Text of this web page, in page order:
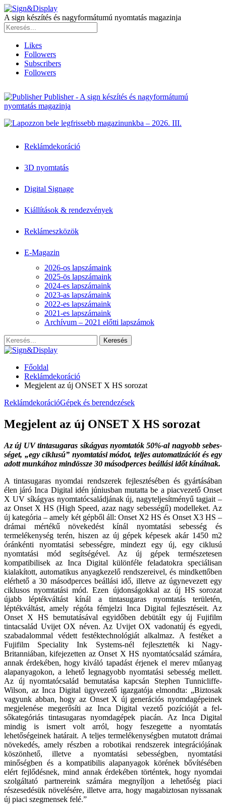
A sign készítés és nagyformátumú nyomtatás magazinja
Likes
Followers
Subscribers
Followers
Publisher - A sign készítés és nagyformátumú
nyomtatás magazinja
Reklámdekoráció
3D nyomtatás
Digital Signage
Kiállítások & rendezvények
Reklámeszközök
E-Magazin
2026-os lapszámaink
2025-ös lapszámaink
2024-es lapszámaink
2023-as lapszámaink
2022-es lapszámaink
2021-es lapszámaink
Archívum – 2021 előtti lapszámok
Főoldal
Reklámdekoráció
Megjelent az új ONSET X HS sorozat
ReklámdekorációGépek és berendezések
Megjelent az új ONSET X HS sorozat
Az új UV tintasugaras síkágyas nyomtatók 50%-al nagyobb sebes­
séget, „egy ciklusú” nyomtatási módot, teljes automatizációt és egy
adott munkához mindössze 30 másodperces beállási időt kínálnak.
A tintasugaras nyomdai rendsze­rek fejlesztésében és gyártásá­ban
élen járó Inca Digital idén júniusban mutatta be a piacvezető Onset
X UV síkágyas nyomtatócsa­ládjának új, nagyteljesítményű tagja­it –
az Onset X HS (High Speed, azaz nagy sebességű) modelleket. Az
új kategória – amely két gépből áll: Onset X2 HS és Onset X3 HS –
drámai mértékű növekedést kínál nyomta­tási sebesség és
termelékenység te­rén, hiszen az új gépek képesek akár 1450 m2
óránkénti nyomtatási sebes­ségre, mindezt egy új, egy ciklusú
nyomtatási mód segítségével. Az új gépek természetesen
kompatibilisek az Inca Digital különféle feladatokra speciálisan
kialakított, automatikus anyagkezelő rendszereivel, és mind­kettőben
elérhető a 30 másodperces beállási idő, illetve az úgynevezett egy
ciklusos nyomtatási mód. Ezen újdonságokkal az új HS sorozat
újabb léptékváltást kínál a tintasugaras nyomtatás területén,
léptékváltást, amely régóta fémjelzi Inca Digital fejlesztéseit. Az
Onset X HS bemu­tatásával egyidőben debütált egy új Fujifilm
tintacsalád Uvijet OX néven. Az Uvijet OX vadonatúj és egyedi,
szabadalommal védett festéktechno­lógiát alkalmaz. A festéket a
Fujifilm Speciality Ink Systems-nél fejlesztet­ték ki Nagy-
Britanniában, kifejezetten az Onset X HS nyomtatócsalád szá­mára,
annak érdekében, hogy kiváló tapadást érjenek el merev műanyag
alapanyagokon, a lehető legnagyobb nyomtatási sebesség mellett.
Az új nyomtatócsalád bemutatása kap­csán Stephen Tunnicliffe-
Wilson, az Inca Digital ügyvezető igazgatója el­mondta: „Biztosak
vagyunk abban, hogy az Onset X új generációs nyom­dagépeinek
megjelenése megerősíti az Inca Digital vezető pozícióját a fel­
sőkategóriás tintasugaras nyomda­gépek piacán. Az Inca Digital
mindig is ismert volt arról, hogy feszegette a nyomtatás
lehetőségeinek határait. A teljes termelékenységben mutatott drámai
növekedés, amely részben a robotikai rendszerek integrációjának
köszönhető, illetve a nyomtatási se­bességben, nyomtatási
minőségben és a kompatibilis alapanyagok köré­nek bővítésében
elért fejlődésnek, mind annak érdekében történtek, hogy nyomdai
szolgáltató partnere­ink számára megnyíljon a lehetőség piaci
részesedésük növelésére, illetve arra, hogy magabiztosan nyissanak
új piaci szegmensek felé.”